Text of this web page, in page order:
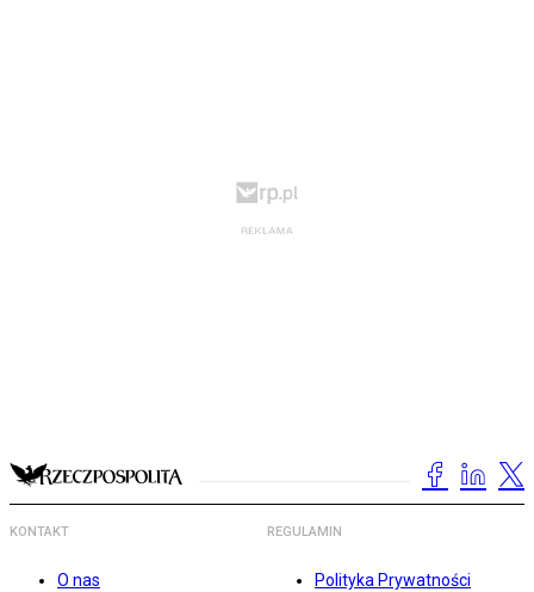
KONTAKT
O nas
REGULAMIN
Polityka Prywatności